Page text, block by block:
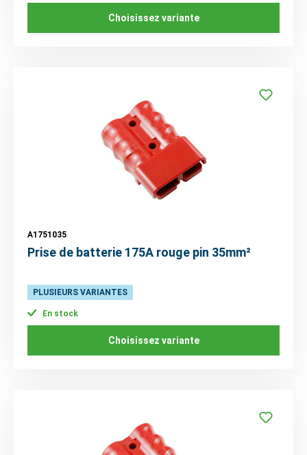
Choisissez variante
A1751035
Prise de batterie 175A rouge pin 35mm²
PLUSIEURS VARIANTES
En stock
Choisissez variante